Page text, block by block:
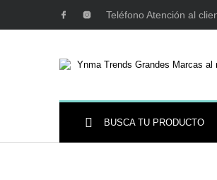
Teléfono Atención al
BUSCA TU PRODUCTO